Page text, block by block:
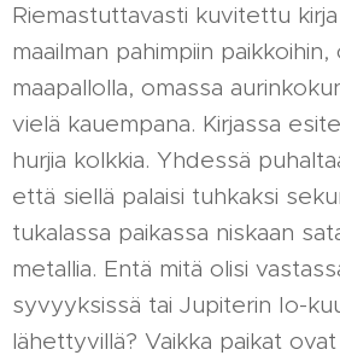
Riemastuttavasti kuvitettu
maailman pahimpiin
maapallolla, omassa
vielä kauempana. Kirjassa
hurjia kolkkia. Yhdessä
että siellä palaisi tuhkaksi
tukalassa paikassa niskaan
metallia. Entä mitä olisi
syvyyksissä tai Jupiterin Io-
lähettyvillä? Vaikka paikat